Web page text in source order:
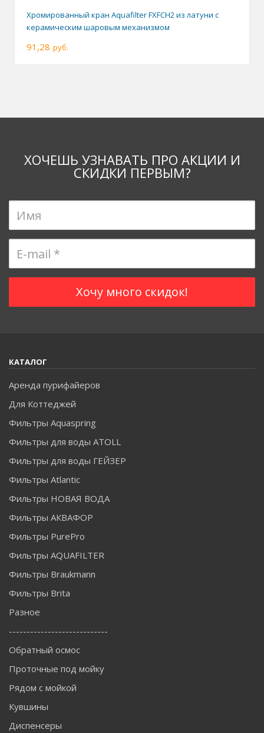
Хромированный кран Aquafilter FXFCH2 из латуни с
керамическим шаровым механизмом
91,28 руб.
ХОЧЕШЬ УЗНАВАТЬ ПРО АКЦИИ И
СКИДКИ ПЕРВЫМ?
КАТАЛОГ
Аренда пурифайеров
Для Коттеджей
Фильтры Aquaspring
Фильтры для воды ATOLL
Фильтры для воды ГЕЙЗЕР
Фильтры Atlantic
Фильтры НОВАЯ ВОДА
Фильтры АКВАФОР
Фильтры PurePro
Фильтры AQUAFILTER
Фильтры Braukmann
Фильтры Brita
Разное
----------------------------
Обратный осмос
Проточные под мойку
Рядом с мойкой
Кувшины
Диспенсеры